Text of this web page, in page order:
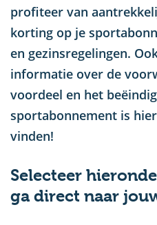
profiteer van
korting op je
en gezinsregelingen.
informatie over de
voordeel en het
sportabonnement is
vinden!
Selecteer
ga direct naar